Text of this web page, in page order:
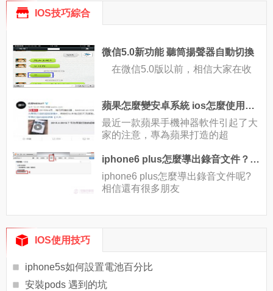
IOS技巧綜合
微信5.0新功能 聽筒揚聲器自動切換
在微信5.0版以前，相信大家在收
蘋果怎麼變安卓系統 ios怎麼使用安卓模擬器
最近一款蘋果手機神器軟件引起了大
家的注意，專為蘋果打造的超
iphone6 plus怎麼導出錄音文件？iphone6 plus錄音文件導出步驟
iphone6 plus怎麼導出錄音文件呢?
相信還有很多朋友
IOS使用技巧
iphone5s如何設置電池百分比
安裝pods 遇到的坑